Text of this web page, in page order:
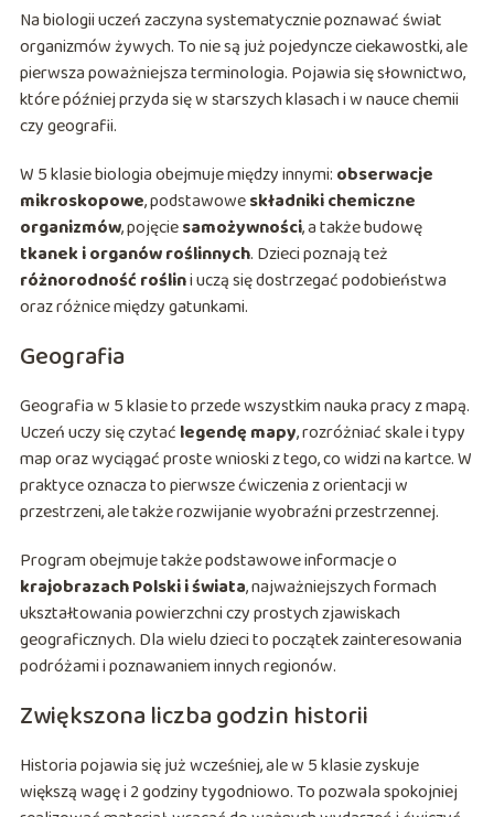
Na biologii uczeń zaczyna systematycznie poznawać świat
organizmów żywych. To nie są już pojedyncze ciekawostki, ale
pierwsza poważniejsza terminologia. Pojawia się słownictwo,
które później przyda się w starszych klasach i w nauce chemii
czy geografii.
W 5 klasie biologia obejmuje między innymi: obserwacje
mikroskopowe, podstawoweskładniki chemiczne
organizmów, pojęciesamożywności, a także budowę
tkanek i organów roślinnych. Dzieci poznają też
różnorodność roślini uczą się dostrzegać podobieństwa
oraz różnice między gatunkami.
Geografia
Geografia w 5 klasie to przede wszystkim nauka pracy z mapą.
Uczeń uczy się czytać legendę mapy, rozróżniać skale i typy
map oraz wyciągać proste wnioski z tego, co widzi na kartce. W
praktyce oznacza to pierwsze ćwiczenia z orientacji w
przestrzeni, ale także rozwijanie wyobraźni przestrzennej.
Program obejmuje także podstawowe informacje o
krajobrazach Polski i świata, najważniejszych formach
ukształtowania powierzchni czy prostych zjawiskach
geograficznych. Dla wielu dzieci to początek zainteresowania
podróżami i poznawaniem innych regionów.
Zwiększona liczba godzin historii
Historia pojawia się już wcześniej, ale w 5 klasie zyskuje
większą wagę i 2 godziny tygodniowo. To pozwala spokojniej